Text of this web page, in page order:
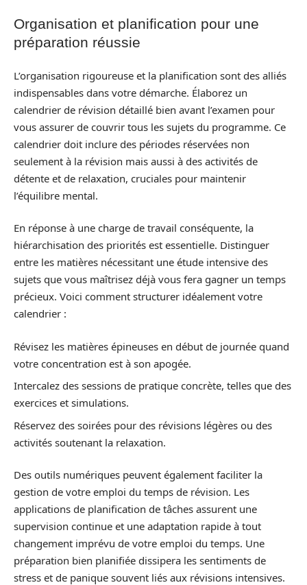
Organisation et planification pour une
préparation réussie
L’organisation rigoureuse et la planification sont des alliés
indispensables dans votre démarche. Élaborez un
calendrier de révision détaillé bien avant l’examen pour
vous assurer de couvrir tous les sujets du programme. Ce
calendrier doit inclure des périodes réservées non
seulement à la révision mais aussi à des activités de
détente et de relaxation, cruciales pour maintenir
l’équilibre mental.
En réponse à une charge de travail conséquente, la
hiérarchisation des priorités est essentielle. Distinguer
entre les matières nécessitant une étude intensive des
sujets que vous maîtrisez déjà vous fera gagner un temps
précieux. Voici comment structurer idéalement votre
calendrier :
Révisez les matières épineuses en début de journée quand
votre concentration est à son apogée.
Intercalez des sessions de pratique concrète, telles que des
exercices et simulations.
Réservez des soirées pour des révisions légères ou des
activités soutenant la relaxation.
Des outils numériques peuvent également faciliter la
gestion de votre emploi du temps de révision. Les
applications de planification de tâches assurent une
supervision continue et une adaptation rapide à tout
changement imprévu de votre emploi du temps. Une
préparation bien planifiée dissipera les sentiments de
stress et de panique souvent liés aux révisions intensives.